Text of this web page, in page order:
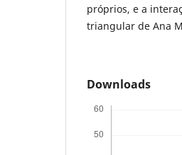
próprios, e a
triangular de Ana
Downloads